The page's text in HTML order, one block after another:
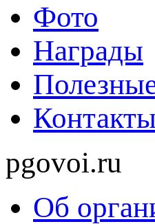
Фото
Награды
Контакты
pgovoi.ru
Об